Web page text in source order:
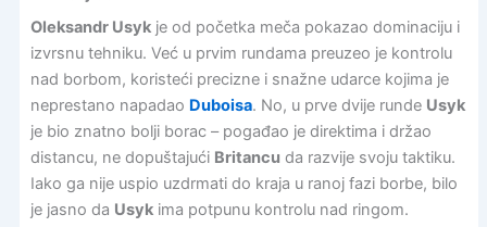
Oleksandr Usykje od početka meča pokazao dominaciju i
izvrsnu tehniku. Već u prvim rundama preuzeo je kontrolu
nad borbom, koristeći precizne i snažne udarce kojima je
neprestano napadao Duboisa. No, u prve dvije runde Usyk
je bio znatno bolji borac – pogađao je direktima i držao
distancu, ne dopuštajući Britancu da razvije svoju taktiku.
Iako ga nije uspio uzdrmati do kraja u ranoj fazi borbe, bilo
je jasno da Usykima potpunu kontrolu nad ringom.